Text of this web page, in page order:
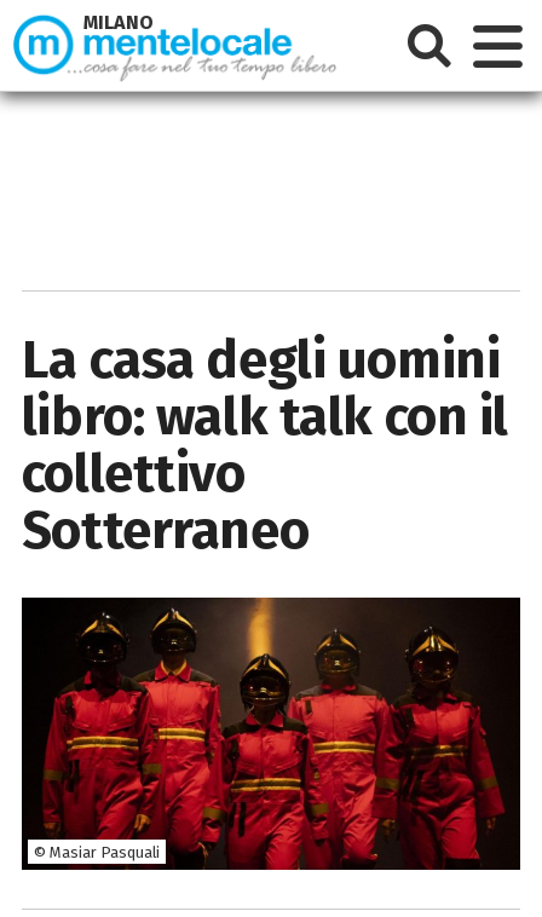
La casa degli uomini
libro: walk talk con il
collettivo
Sotterraneo
© Masiar Pasquali
MILANO